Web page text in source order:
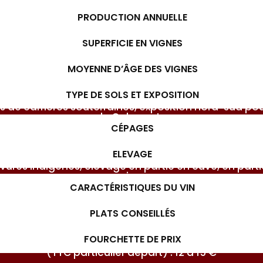
PRODUCTION ANNUELLE
SUPERFICIE EN VIGNES
MOYENNE D’ÂGE DES VIGNES
TYPE DE SOLS ET EXPOSITION
de carrières souterraines, exposition nord-sud
le Cabernet.
CÉPAGES
ELEVAGE
indigènes, élevage en partie en cuve, en
vins.
CARACTÉRISTIQUES DU VIN
PLATS CONSEILLÉS
FOURCHETTE DE PRIX
(TTC particulier départ) : 12 à 15 €